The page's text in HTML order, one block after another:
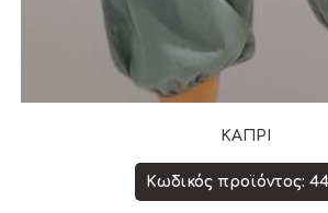
ΚΑΠΡΙ
Κωδικός προϊόντος: